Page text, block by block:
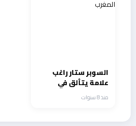
السوبر ستار راغب
علامة يتألق في
مهرجان إفران المغربمنذ 8 سنوات